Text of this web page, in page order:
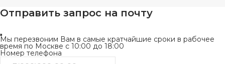
Отправить запрос на почту
Мы перезвоним Вам в самые кратчайшие сроки в рабочее
время по Москве с 10:00 до 18:00
Номер телефона